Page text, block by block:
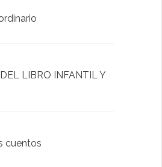
LIBRO INFANTIL Y
cuentos